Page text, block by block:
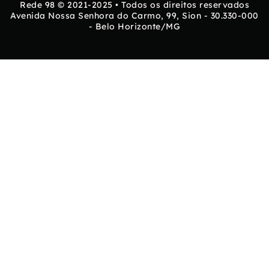
Rede 98 © 2021-2025 • Todos os direitos reservados
Avenida Nossa Senhora do Carmo, 99, Sion - 30.330-000
- Belo Horizonte/MG